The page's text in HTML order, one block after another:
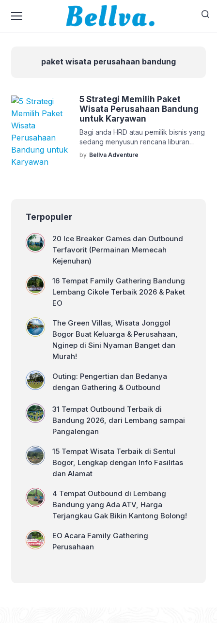
paket wisata perusahaan bandung
5 Strategi Memilih Paket
Wisata Perusahaan Bandung
untuk Karyawan
Bagi anda HRD atau pemilik bisnis yang
sedang menyusun rencana liburan
kerja atau corporate gathering, ada
beberapa hal yang dibutuhkan untuk
mengadakan kegiatan […]
by Bellva Adventure
Terpopuler
20 Ice Breaker Games dan Outbound
Terfavorit (Permainan Memecah
Kejenuhan)
16 Tempat Family Gathering Bandung
Lembang Cikole Terbaik 2026 & Paket
EO
The Green Villas, Wisata Jonggol
Bogor Buat Keluarga & Perusahaan,
Nginep di Sini Nyaman Banget dan
Murah!
Outing: Pengertian dan Bedanya
dengan Gathering & Outbound
31 Tempat Outbound Terbaik di
Bandung 2026, dari Lembang sampai
Pangalengan
15 Tempat Wisata Terbaik di Sentul
Bogor, Lengkap dengan Info Fasilitas
dan Alamat
4 Tempat Outbound di Lembang
Bandung yang Ada ATV, Harga
Terjangkau Gak Bikin Kantong Bolong!
EO Acara Family Gathering
Perusahaan